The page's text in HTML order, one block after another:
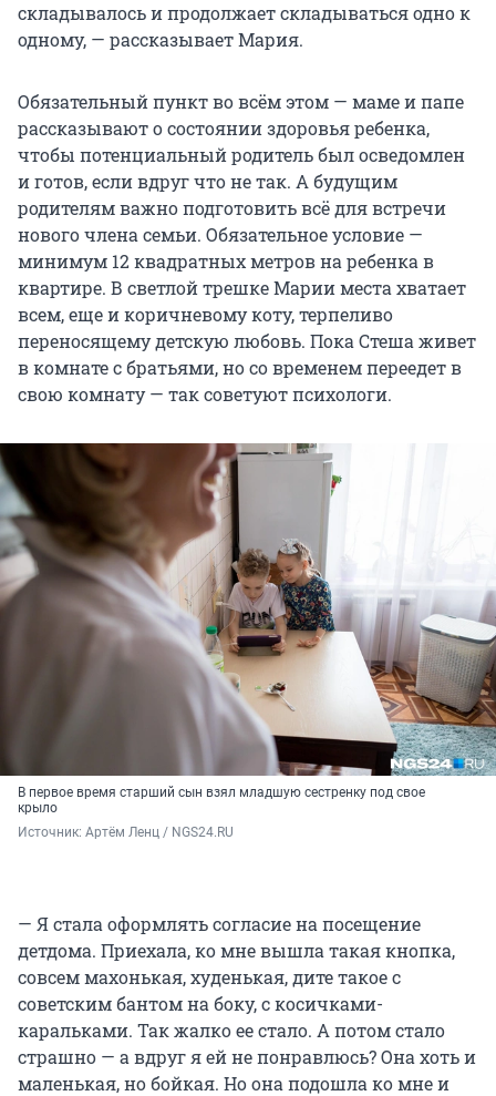
складывалось и продолжает складываться одно к
одному, — рассказывает Мария.
Обязательный пункт во всём этом — маме и папе
рассказывают о состоянии здоровья ребенка,
чтобы потенциальный родитель был осведомлен
и готов, если вдруг что не так. А будущим
родителям важно подготовить всё для встречи
нового члена семьи. Обязательное условие —
минимум 12 квадратных метров на ребенка в
квартире. В светлой трешке Марии места хватает
всем, еще и коричневому коту, терпеливо
переносящему детскую любовь. Пока Стеша живет
в комнате с братьями, но со временем переедет в
свою комнату — так советуют психологи.
В первое время старший сын взял младшую сестренку под свое
крыло
Источник: Артём Ленц / NGS24.RU
— Я стала оформлять согласие на посещение
детдома. Приехала, ко мне вышла такая кнопка,
совсем махонькая, худенькая, дите такое с
советским бантом на боку, с косичками-
каральками. Так жалко ее стало. А потом стало
страшно — а вдруг я ей не понравлюсь? Она хоть и
маленькая, но бойкая. Но она подошла ко мне и